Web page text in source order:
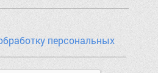
персональных